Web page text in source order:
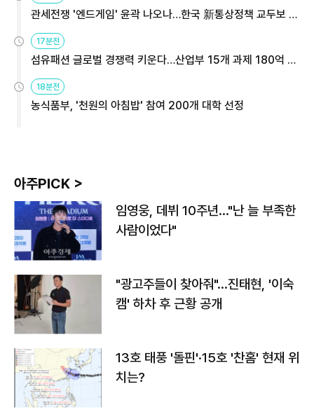
관세전쟁 '엔드게임' 윤곽 나오나…한국 新통상정책 교두보 활
17분전
섬유패션 글로벌 경쟁력 키운다…산업부 15개 과제 180억 지
18분전
농식품부, '천원의 아침밥' 참여 200개 대학 선정
아주PICK >
임영웅, 데뷔 10주년…"난 늘 부족한
사람이었다"
"광고주들이 찾아줘"…진태현, '이숙
캠' 하차 후 근황 공개
13호 태풍 '돌핀'·15호 '찬홈' 현재 위
치는?